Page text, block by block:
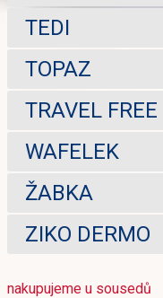
TEDI
TOPAZ
TRAVEL FREE
WAFELEK
ŽABKA
ZIKO DERMO
nakupujeme u sousedů